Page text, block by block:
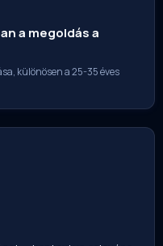
a megoldás a
különösen a 25-35 éves